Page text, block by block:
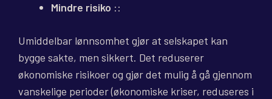
Mindre risiko ::
Umiddelbar lønnsomhet gjør at selskapet kan
bygge sakte, men sikkert. Det reduserer
økonomiske risikoer og gjør det mulig å gå gjennom
vanskelige perioder (økonomiske kriser, reduseres i